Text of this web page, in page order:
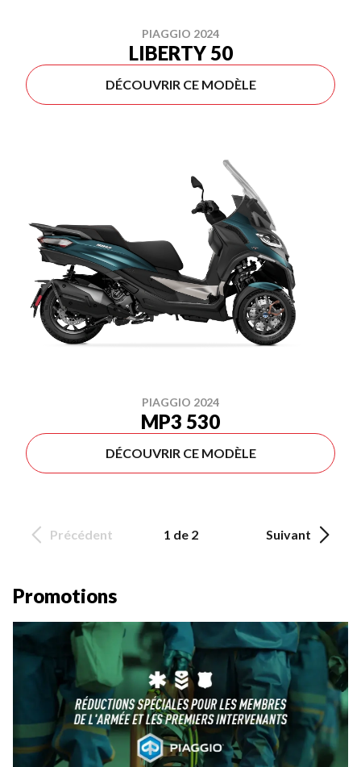
PIAGGIO 2024
LIBERTY 50
DÉCOUVRIR CE MODÈLE
PIAGGIO 2024
MP3 530
DÉCOUVRIR CE MODÈLE
Précédent 1 de 2 Suivant
Promotions